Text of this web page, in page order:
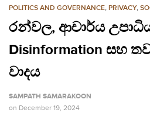
POLITICS AND GOVERNANCE, PRIVACY,
රන්වල, ආචාර්ය
Disinformation සහ
වාදය
SAMPATH SAMARAKOON
on December 19, 2024